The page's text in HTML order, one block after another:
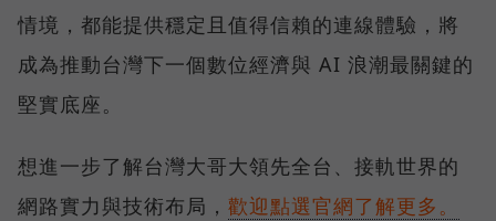
情境，都能提供穩定且值得信賴的連線體驗，將
成為推動台灣下一個數位經濟與 AI 浪潮最關鍵的
堅實底座。
想進一步了解台灣大哥大領先全台、接軌世界的
網路實力與技術布局， 歡迎點選官網了解更多。